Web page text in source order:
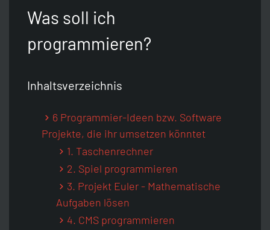
Python
Java
JavaScript
Unix-Timestamp Umrechner
HTTP-Header Auslesen
SEO Crawler
WordPress Analyse
WordPress Passwort Hash
Passwort-Generator
Git
Raspberry Pi
Zurück
Artikel Idee
Discord Server
Sitemap
Zurück
Was soll ich
programmieren?
Inhaltsverzeichnis
6 Programmier-Ideen bzw. Software
Projekte, die ihr umsetzen könntet
1. Taschenrechner
2. Spiel programmieren
3. Projekt Euler - Mathematische
Aufgaben lösen
4. CMS programmieren